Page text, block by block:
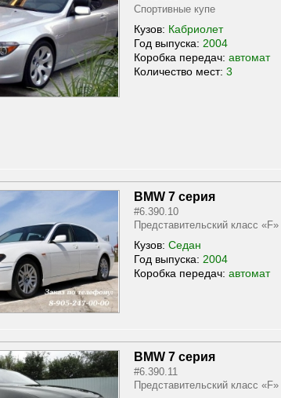
Спортивные купе
Кузов: Кабриолет
Год выпуска: 2004
Коробка передач: автомат
Количество мест: 3
BMW 7 серия
#6.390.10
Представительский класс «F»
Кузов: Седан
Год выпуска: 2004
Коробка передач: автомат
BMW 7 серия
#6.390.11
Представительский класс «F»